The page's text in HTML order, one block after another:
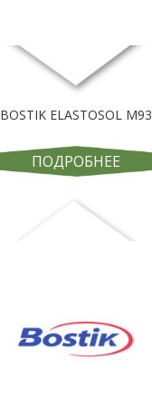
BOSTIK ELASTOSOL M93
ПОДРОБНЕЕ